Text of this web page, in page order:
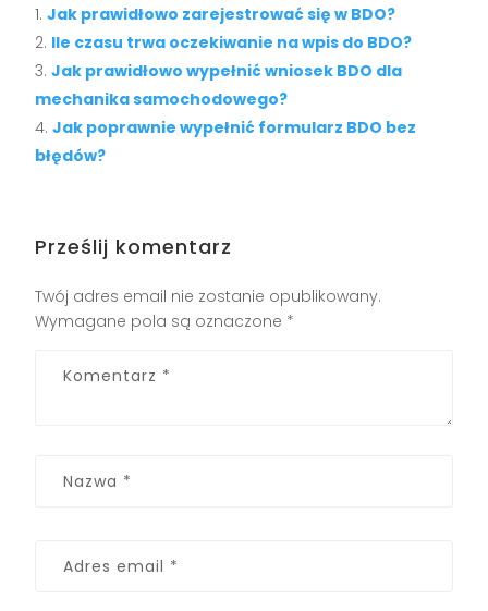
Jak prawidłowo zarejestrować się w BDO?
Ile czasu trwa oczekiwanie na wpis do BDO?
Jak prawidłowo wypełnić wniosek BDO dla
mechanika samochodowego?
Jak poprawnie wypełnić formularz BDO bez
błędów?
Prześlij komentarz
Twój adres email nie zostanie opublikowany.
Wymagane pola są oznaczone *